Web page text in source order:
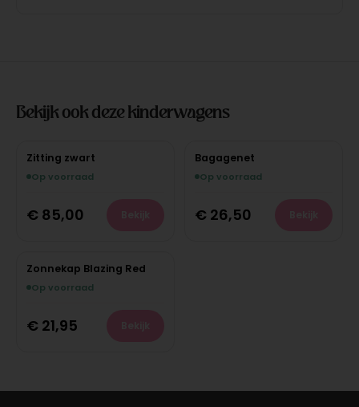
Bekijk ook deze kinderwagens
Zitting zwart
Op voorraad
€ 85,00
Bagagenet
Op voorraad
€ 26,50
Zonnekap Blazing Red
Op voorraad
€ 21,95